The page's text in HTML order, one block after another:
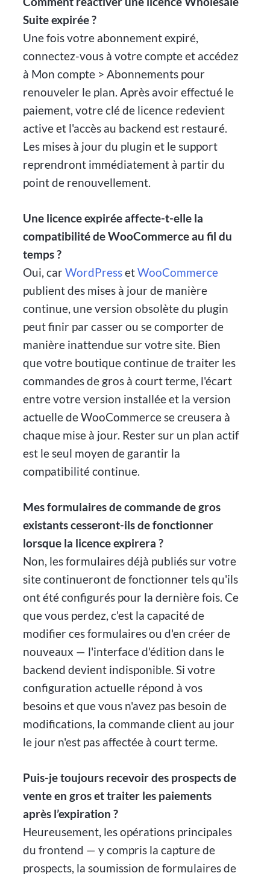
Suite expirée ?
Une fois votre abonnement expiré,
connectez-vous à votre compte et accédez
à Mon compte > Abonnements pour
renouveler le plan. Après avoir effectué le
paiement, votre clé de licence redevient
active et l'accès au backend est restauré.
Les mises à jour du plugin et le support
reprendront immédiatement à partir du
point de renouvellement.
Une licence expirée affecte-t-elle la
compatibilité de WooCommerce au fil du
temps ?
Oui, carWordPressetWooCommerce
publient des mises à jour de manière
continue, une version obsolète du plugin
peut finir par casser ou se comporter de
manière inattendue sur votre site. Bien
que votre boutique continue de traiter les
commandes de gros à court terme, l'écart
entre votre version installée et la version
actuelle de WooCommerce se creusera à
chaque mise à jour. Rester sur un plan actif
est le seul moyen de garantir la
compatibilité continue.
Mes formulaires de commande de gros
existants cesseront-ils de fonctionner
lorsque la licence expirera ?
Non, les formulaires déjà publiés sur votre
site continueront de fonctionner tels qu'ils
ont été configurés pour la dernière fois. Ce
que vous perdez, c'est la capacité de
modifier ces formulaires ou d'en créer de
nouveaux — l'interface d'édition dans le
backend devient indisponible. Si votre
configuration actuelle répond à vos
besoins et que vous n'avez pas besoin de
modifications, la commande client au jour
le jour n'est pas affectée à court terme.
Puis-je toujours recevoir des prospects de
vente en gros et traiter les paiements
après l’expiration ?
Heureusement, les opérations principales
du frontend — y compris la capture de
prospects, la soumission de formulaires de